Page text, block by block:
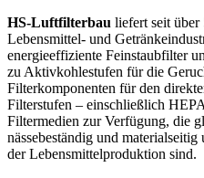
HS-Luftfilterbau liefert seit über
Lebensmittel- und
energieeffiziente Feinstaubfilter
zu Aktivkohlestufen für die
Filterkomponenten für den
Filterstufen – einschließlich
Filtermedien zur Verfügung, die
nässebeständig und
der Lebensmittelproduktion sind.